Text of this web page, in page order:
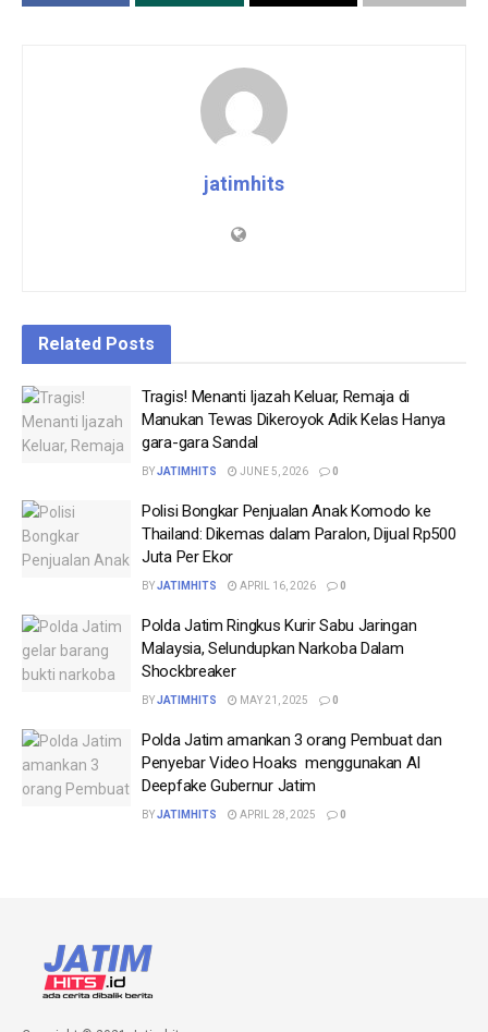
jatimhits
Related Posts
Tragis! Menanti Ijazah Keluar, Remaja di
Manukan Tewas Dikeroyok Adik Kelas Hanya
gara-gara Sandal
BYJATIMHITS JUNE 5, 2026 0
Polisi Bongkar Penjualan Anak Komodo ke
Thailand: Dikemas dalam Paralon, Dijual Rp500
Juta Per Ekor
BYJATIMHITS APRIL 16, 2026 0
Polda Jatim Ringkus Kurir Sabu Jaringan
Malaysia, Selundupkan Narkoba Dalam
Shockbreaker
BYJATIMHITS MAY 21, 2025 0
Polda Jatim amankan 3 orang Pembuat dan
Penyebar Video Hoaks menggunakan AI
Deepfake Gubernur Jatim
BYJATIMHITS APRIL 28, 2025 0